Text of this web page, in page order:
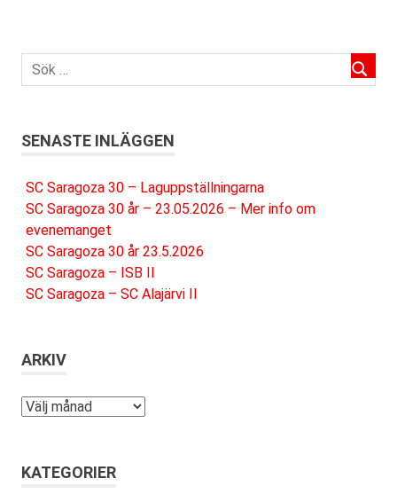
SENASTE INLÄGGEN
SC Saragoza 30 – Laguppställningarna
SC Saragoza 30 år – 23.05.2026 – Mer info om
evenemanget
SC Saragoza 30 år 23.5.2026
SC Saragoza – ISB II
SC Saragoza – SC Alajärvi II
ARKIV
Arkiv
KATEGORIER